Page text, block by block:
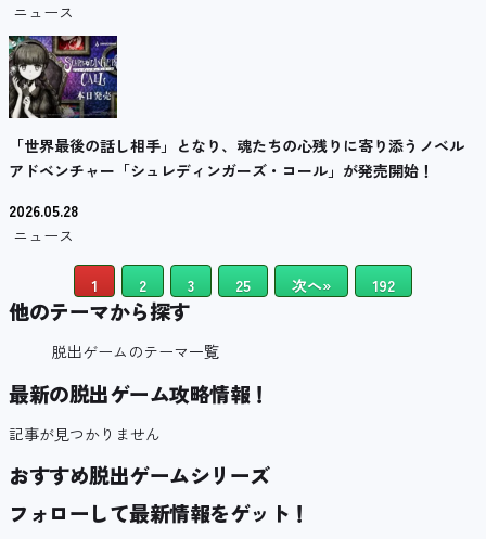
ニュース
「世界最後の話し相手」となり、魂たちの心残りに寄り添うノベル
アドベンチャー「シュレディンガーズ・コール」が発売開始！
2026.05.28
ニュース
1 2 3 25 次へ» 192
他のテーマから探す
脱出ゲームのテーマ一覧
最新の脱出ゲーム攻略情報！
記事が見つかりません
おすすめ脱出ゲームシリーズ
フォローして最新情報をゲット！